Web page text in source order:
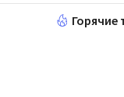
Горячие